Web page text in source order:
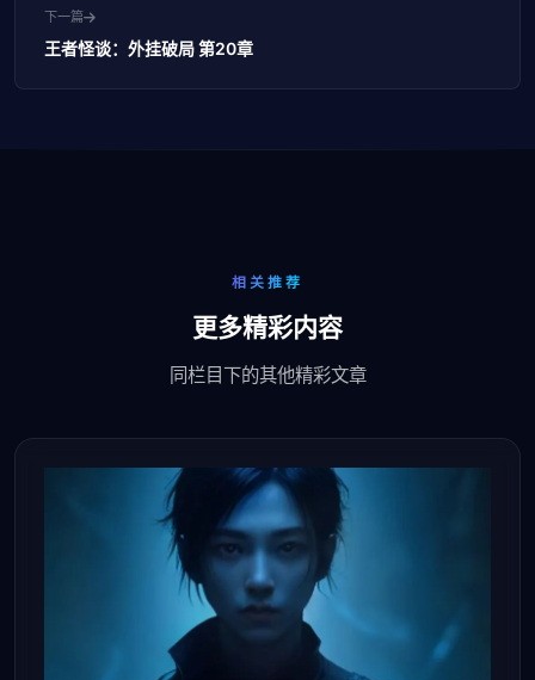
下一篇
王者怪谈：外挂破局 第20章
相关推荐
更多精彩内容
同栏目下的其他精彩文章